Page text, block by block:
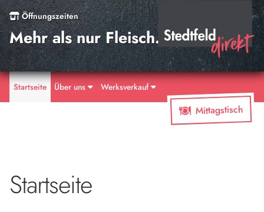
Öffnungszeiten
Mehr als nur Fleisch.
Startseite Über uns Werksverkauf
Mittagstisch
Startseite